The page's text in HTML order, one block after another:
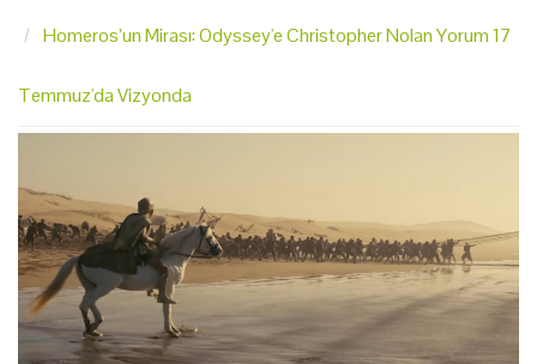
Homeros’un Mirası: Odyssey'e Christopher Nolan Yorum 17
Temmuz'da Vizyonda